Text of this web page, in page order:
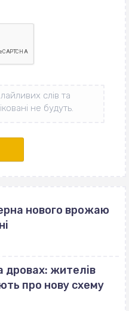
нового врожаю
дровах: жителів
про нову схему